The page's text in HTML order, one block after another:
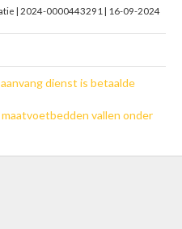
| 2024-0000443291 | 16-09-2024
dienst is betaalde
vallen onder